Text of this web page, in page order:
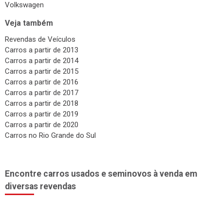
Volkswagen
Veja também
Revendas de Veículos
Carros a partir de 2013
Carros a partir de 2014
Carros a partir de 2015
Carros a partir de 2016
Carros a partir de 2017
Carros a partir de 2018
Carros a partir de 2019
Carros a partir de 2020
Carros no Rio Grande do Sul
Encontre carros usados e seminovos à venda em
diversas revendas